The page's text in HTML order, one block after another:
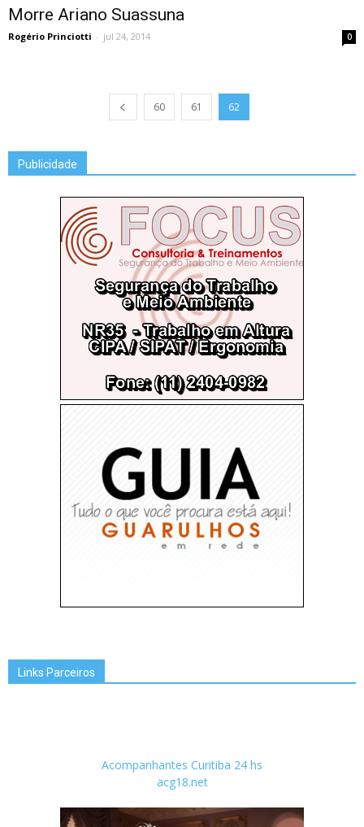
Morre Ariano Suassuna
Rogério Princiotti - jul 24, 2014 0
60 61 62
Publicidade
Links Parceiros
Acompanhantes Curitiba 24 hs
acg18.net